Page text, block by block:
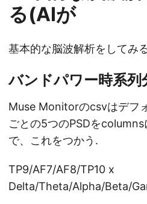
る(AIが
基本的な脳波解析をしてみ
バンドパワー時系列
Muse Monitorのcsvはデフ
ごとの5つのPSDを
で、これをつかう.
TP9/AF7/AF8/TP10 x
Delta/Theta/Alpha/Beta/